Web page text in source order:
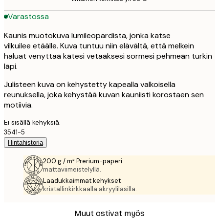
Varastossa
Kaunis muotokuva lumileopardista, jonka katse
vilkuilee etäälle. Kuva tuntuu niin elävältä, että melkein
haluat venyttää kätesi vetääksesi sormesi pehmeän turkin
läpi.
Julisteen kuva on kehystetty kapealla valkoisella
reunuksella, joka kehystää kuvan kauniisti korostaen sen
motiivia.
Ei sisällä kehyksiä.
3541-5
Hintahistoria
200 g / m² Prerium-paperi
mattaviimeistelyllä.
Laadukkaimmat kehykset
kristallinkirkkaalla akryylilasilla.
Muut ostivat myös